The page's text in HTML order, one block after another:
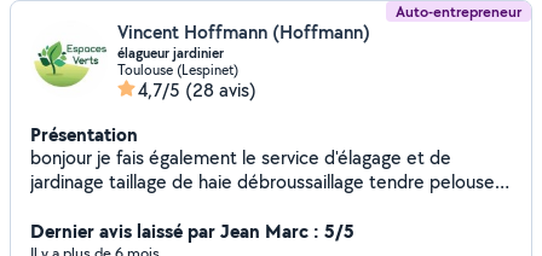
Auto-entrepreneur
Vincent Hoffmann (Hoffmann)
élagueur jardinier
Toulouse (Lespinet)
4,7/5 (28 avis)
Présentation
bonjour je fais également le service d'élagage et de
jardinage taillage de haie débroussaillage tendre pelouse
création de gazon nettoyage fin de chantier abattage
Dernier avis laissé par Jean Marc : 5/5